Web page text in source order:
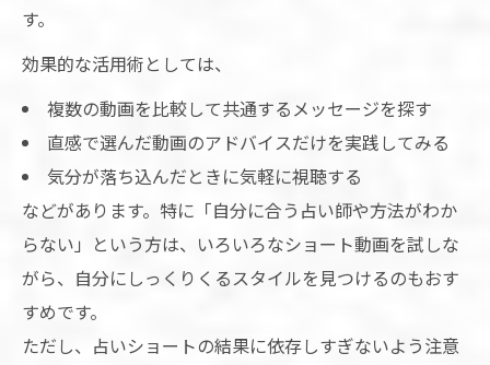
す。
効果的な活用術としては、
複数の動画を比較して共通するメッセージを探す
直感で選んだ動画のアドバイスだけを実践してみる
気分が落ち込んだときに気軽に視聴する
などがあります。特に「自分に合う占い師や方法がわか
らない」という方は、いろいろなショート動画を試しな
がら、自分にしっくりくるスタイルを見つけるのもおす
すめです。
ただし、占いショートの結果に依存しすぎないよう注意